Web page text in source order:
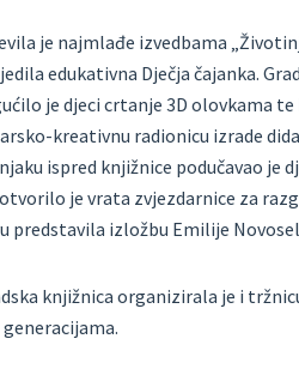
je najmlađe izvedbama
edukativna Dječja čajanka.
je djeci crtanje 3D olovkama
kreativnu radionicu izrade
ispred knjižnice podučavao
je vrata zvjezdarnice za
predstavila izložbu Emilije
knjižnica organizirala je i